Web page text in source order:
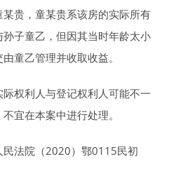
贵，童某贵系该房的实际所有
子童乙，但因其当时年龄太小
童乙管理并收取收益。
权利人与登记权利人可能不一
宜在本案中进行处理。
法院（2020）鄂0115民初